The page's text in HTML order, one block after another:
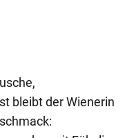
bleibt der Wienerin